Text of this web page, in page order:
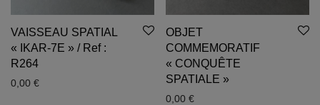
VAISSEAU SPATIAL
« IKAR-7E » / Ref :
R264
0,00 €
OBJET
COMMEMORATIF
« CONQUÊTE
SPATIALE »
0,00 €